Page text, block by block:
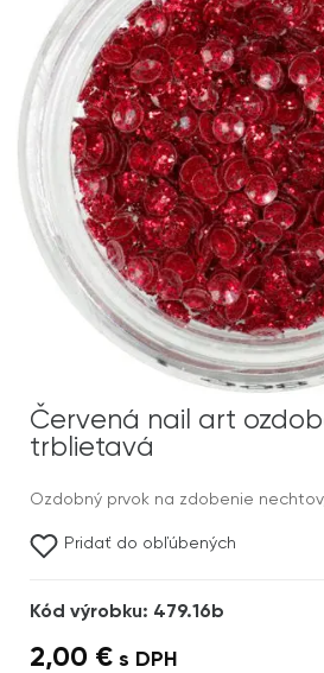
Červená nail art
trblietavá
Ozdobný prvok na zdobenie
Pridať do obľúbených
Kód výrobku: 479.16b
2,00 € s DPH